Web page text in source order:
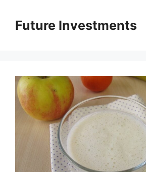
вмістуFuture Investments